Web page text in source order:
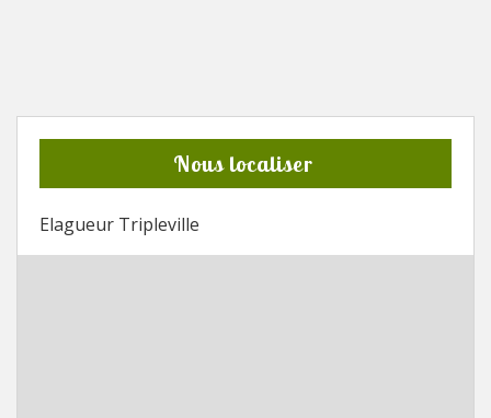
Nous localiser
Elagueur Tripleville